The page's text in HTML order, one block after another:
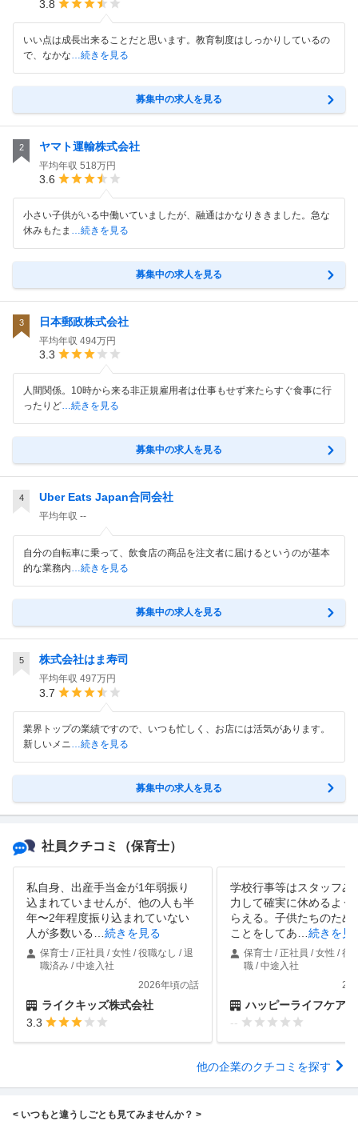
3.8
いい点は成長出来ることだと思います。教育制度はしっかりしているの
で、なかな…続きを見る
募集中の求人を見る
2 ヤマト運輸株式会社
平均年収 518万円
3.6
小さい子供がいる中働いていましたが、融通はかなりききました。急な
休みもたま …続きを見る
募集中の求人を見る
3 日本郵政株式会社
平均年収 494万円
3.3
人間関係。10時から来る非正規雇用者は仕事もせず来たらすぐ食事に行
ったりど…続きを見る
募集中の求人を見る
4 Uber Eats Japan合同会社
平均年収 --
自分の自転車に乗って、飲食店の商品を注文者に届けるというのが基本
的な業務内…続きを見る
募集中の求人を見る
5 株式会社はま寿司
平均年収 497万円
3.7
業界トップの業績ですので、いつも忙しく、お店には活気があります。
新しいメニ
…続きを見る
募集中の求人を見る
社員クチコミ （保育士）
私自身、出産手当金が1年弱振り
込まれていませんが、他の人も半
年〜2年程度振り込まれていない
人が多数いる
続きを見る
保育士 / 正社員 / 女性 / 役職なし / 退
職済み / 中途入社
2026年頃の話
ライクキッズ株式会社
3.3
学校行事等はスタッフみ
力して確実に休めるよう
らえる。子供たちのため
ことをしてあ
続きを見
保育士 / 正社員 / 女性 / 役
職 / 中途入社
ハッピーライフケア
--
他の企業のクチコミを探す
< いつもと違うしごとも見てみませんか？ >